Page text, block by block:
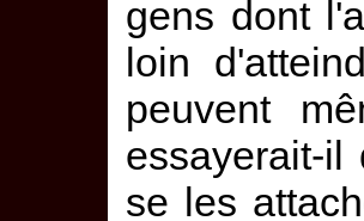
gens dont
loin
peuvent
essayerait-
se les